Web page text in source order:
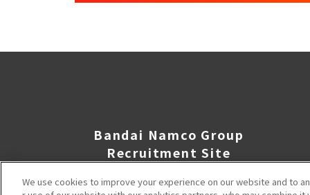
Bandai Namco Group
Recruitment Site
We use cookies to improve your experience on our website and to